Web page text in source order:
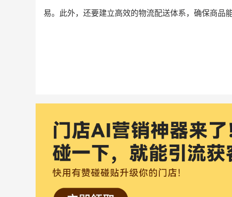
易。此外，还要建立高效的物流配送体系，确保商品